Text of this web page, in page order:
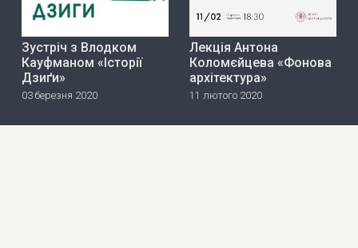
Зустріч з Влодком
Кауфманом «Історії
Дзиґи»
03 березня 2020
Лекція Антона
Коломєйцева «Фонова
архітектура»
11 лютого 2020